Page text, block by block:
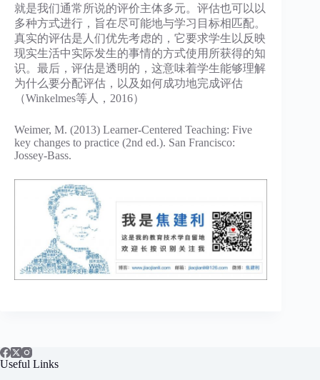
就是我们通常所说的评价主体多元。评估也可以以
多种方式进行，旨在尽可能地与学习目标相匹配。
真实的评估是人们优先考虑的，它要求学生以反映
现实生活中实际发生的事情的方式使用所获得的知
识。最后，评估是透明的，这意味着学生能够理解
为什么要分配评估，以及如何成功地完成评估
（Winkelmes等人，2016）
​Weimer, M. (2013) Learner-Centered Teaching: Five
key changes to practice (2nd ed.). San Francisco:
Jossey-Bass.
Useful Links